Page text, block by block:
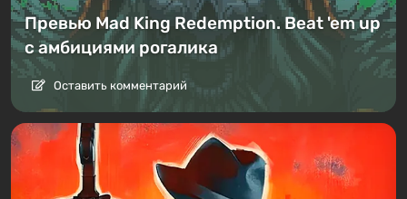
Превью Mad King Redemption. Beat 'em up
с амбициями рогалика
Оставить комментарий